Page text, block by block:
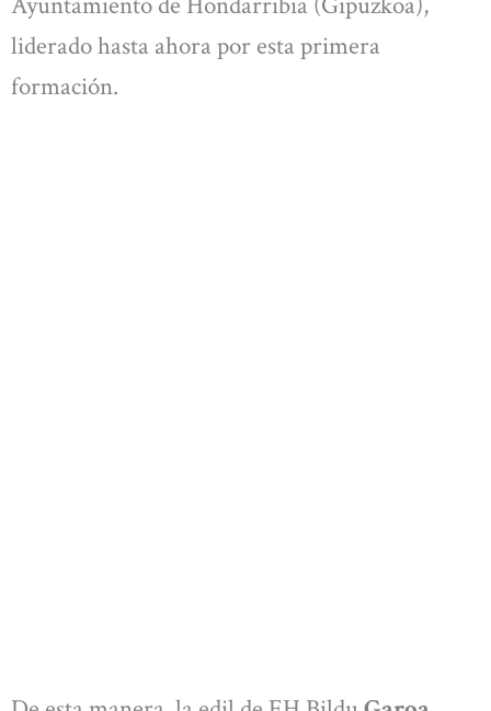
liderado hasta ahora por esta primera
formación.